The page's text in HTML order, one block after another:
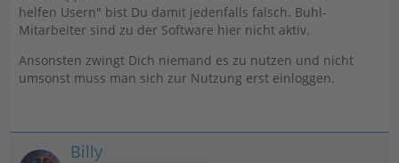
helfen Usern" bist Du damit jedenfalls falsch. Buhl-
Mitarbeiter sind zu der Software hier nicht aktiv.
Ansonsten zwingt Dich niemand es zu nutzen und nicht
umsonst muss man sich zur Nutzung erst einloggen.
Billy